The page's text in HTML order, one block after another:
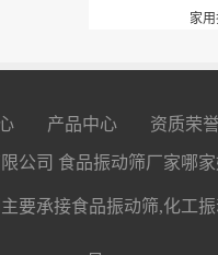
家
产品中心 资质荣誉
公司 食品振动筛厂家哪
要承接食品振动筛,化工